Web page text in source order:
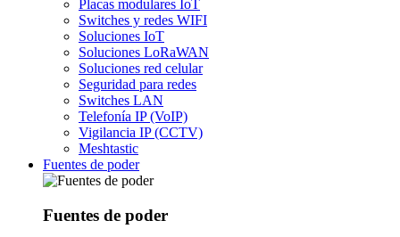
Placas modulares IoT
Switches y redes WIFI
Soluciones IoT
Soluciones LoRaWAN
Soluciones red celular
Seguridad para redes
Switches LAN
Telefonía IP (VoIP)
Vigilancia IP (CCTV)
Meshtastic
Fuentes de poder
Fuentes de poder